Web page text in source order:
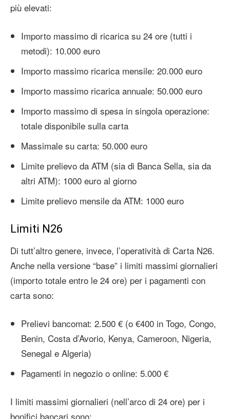
più elevati:
Importo massimo di ricarica su 24 ore (tutti i
metodi): 10.000 euro
Importo massimo ricarica mensile: 20.000 euro
Importo massimo ricarica annuale: 50.000 euro
Importo massimo di spesa in singola operazione:
totale disponibile sulla carta
Massimale su carta: 50.000 euro
Limite prelievo da ATM (sia di Banca Sella, sia da
altri ATM): 1000 euro al giorno
Limite prelievo mensile da ATM: 1000 euro
Limiti N26
Di tutt’altro genere, invece, l’operatività di Carta N26.
Anche nella versione “base” i limiti massimi giornalieri
(importo totale entro le 24 ore) per i pagamenti con
carta sono:
Prelievi bancomat: 2.500 € (o €400 in Togo, Congo,
Benin, Costa d’Avorio, Kenya, Cameroon, Nigeria,
Senegal e Algeria)
Pagamenti in negozio o online: 5.000 €
I limiti massimi giornalieri (nell’arco di 24 ore) per i
bonifici bancari sono: